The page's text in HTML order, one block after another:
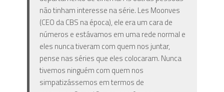
não tinham interesse na série. Les Moonves
(CEO da CBS na época), ele era um cara de
números e estávamos em uma rede normal e
eles nunca tiveram com quem nos juntar,
pense nas séries que eles colocaram. Nunca
tivemos ninguém com quem nos
simpatizássemos em termos de